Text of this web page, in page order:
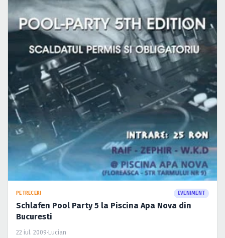
PETRECERI EVENIMENT
Schlafen Pool Party 5 la Piscina Apa Nova din
Bucuresti
22 iul. 2009· Lucian